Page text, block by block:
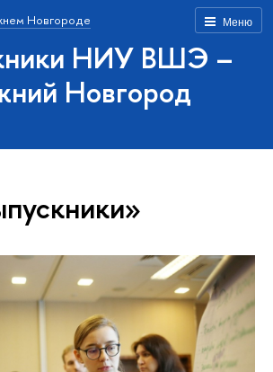
Меню
Новгороде
НИУ ВШЭ –
Новгород